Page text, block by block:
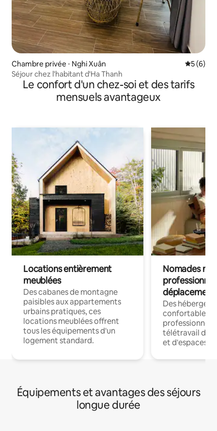
Chambre privée ⋅ Nghi Xuân
5 (6)
Séjour chez l'habitant d'Ha Thanh
Le confort d'un chez-soi et des tarifs
mensuels avantageux
Locations entièrement
meublées
Des cabanes de montagne
paisibles aux appartements
urbains pratiques, ces
locations meublées offrent
tous les équipements d'un
logement standard.
Nomades
déplacement
Des
confortables
professionnels
télétravail
et d'espaces
Équipements et avantages des séjours
longue durée